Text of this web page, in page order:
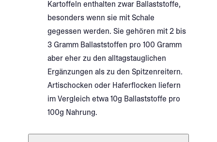
Kartoffeln enthalten zwar Ballaststoffe,
besonders wenn sie mit Schale
gegessen werden. Sie gehören mit 2 bis
3 Gramm Ballaststoffen pro 100 Gramm
aber eher zu den alltagstauglichen
Ergänzungen als zu den Spitzenreitern.
Artischocken oder Haferflocken liefern
im Vergleich etwa 10g Ballaststoffe pro
100g Nahrung.